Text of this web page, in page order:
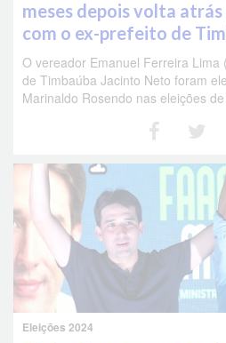
meses depois volta
com o ex-prefeito de
O vereador Emanuel Ferreira Lima
de Timbaúba Jacinto Neto foram
Marinaldo Rosendo nas eleições
Eleições 2024